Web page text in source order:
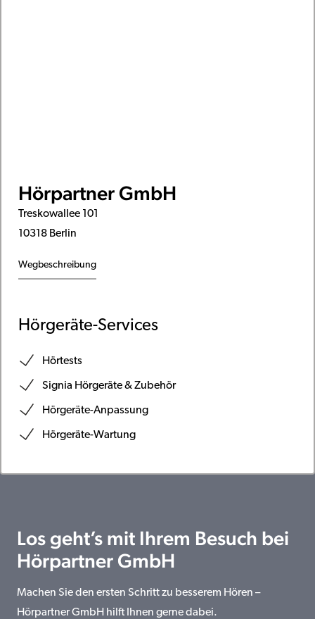
Hörpartner GmbH
Treskowallee 101
10318 Berlin
Wegbeschreibung
Hörgeräte-Services
Hörtests
Signia Hörgeräte & Zubehör
Hörgeräte-Anpassung
Hörgeräte-Wartung
Los geht’s mit Ihrem Besuch bei
Hörpartner GmbH
Machen Sie den ersten Schritt zu besserem Hören –
Hörpartner GmbH hilft Ihnen gerne dabei.